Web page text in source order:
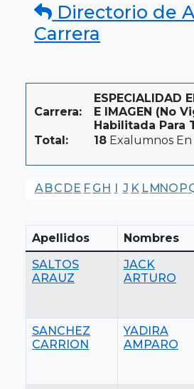
Directorio de
Carrera
Carrera:
ESPECIALIDAD
E IMAGEN (No
Habilitada Para
Total:
18 Exalumnos En
A BC DE F G H I J K LMNO P
Apellidos Nombres
SALTOS
ARAUZ
JACK
ARTURO
SANCHEZ
CARRION
YADIRA
AMPARO